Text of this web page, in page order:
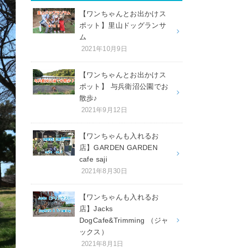
【ワンちゃんとお出かけス
ポット】里山ドッグランサ
ム
2021年10月9日
【ワンちゃんとお出かけス
ポット】 与兵衛沼公園でお
散歩♪
2021年9月12日
【ワンちゃんも入れるお
店】GARDEN GARDEN
cafe saji
2021年8月30日
【ワンちゃんも入れるお
店】Jacks
DogCafe&Trimming （ジャ
ックス）
2021年8月1日